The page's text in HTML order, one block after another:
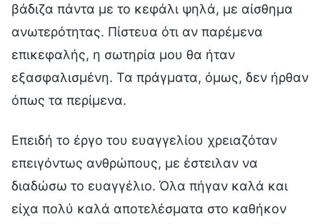
βάδιζα πάντα με το κεφάλι ψηλά, με αίσθημα
ανωτερότητας. Πίστευα ότι αν παρέμενα
επικεφαλής, η σωτηρία μου θα ήταν
εξασφαλισμένη. Τα πράγματα, όμως, δεν ήρθαν
όπως τα περίμενα.
Επειδή το έργο του ευαγγελίου χρειαζόταν
επειγόντως ανθρώπους, με έστειλαν να
διαδώσω το ευαγγέλιο. Όλα πήγαν καλά και
είχα πολύ καλά αποτελέσματα στο καθήκον